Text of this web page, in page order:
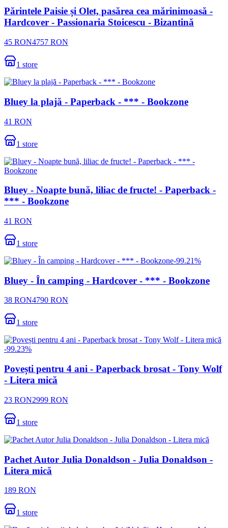
Părintele Paisie și Olet, pasărea cea mărinimoasă -
Hardcover - Passionaria Stoicescu - Bizantină
45 RON4757 RON
1 store
Bluey la plajă - Paperback - *** - Bookzone
41 RON
1 store
Bluey - Noapte bună, liliac de fructe! - Paperback -
*** - Bookzone
41 RON
1 store
-99.21%
Bluey - În camping - Hardcover - *** - Bookzone
38 RON4790 RON
1 store
-99.23%
Povești pentru 4 ani - Paperback brosat - Tony Wolf
- Litera mică
23 RON2999 RON
1 store
Pachet Autor Julia Donaldson - Julia Donaldson -
Litera mică
189 RON
1 store